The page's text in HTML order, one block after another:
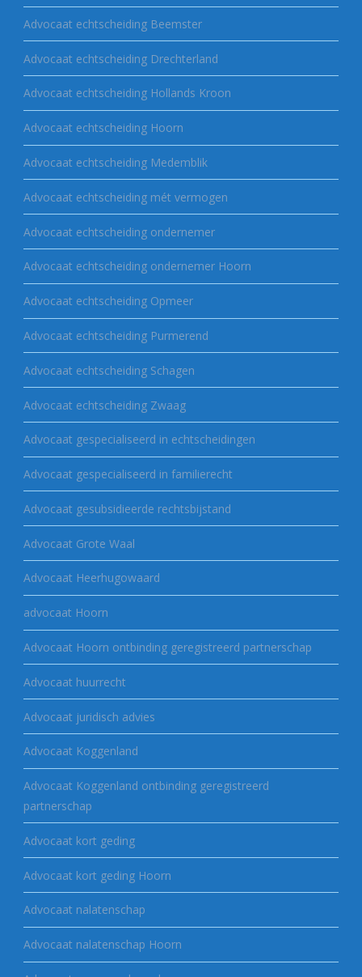
Advocaat echtscheiding Beemster
Advocaat echtscheiding Drechterland
Advocaat echtscheiding Hollands Kroon
Advocaat echtscheiding Hoorn
Advocaat echtscheiding Medemblik
Advocaat echtscheiding mét vermogen
Advocaat echtscheiding ondernemer
Advocaat echtscheiding ondernemer Hoorn
Advocaat echtscheiding Opmeer
Advocaat echtscheiding Purmerend
Advocaat echtscheiding Schagen
Advocaat echtscheiding Zwaag
Advocaat gespecialiseerd in echtscheidingen
Advocaat gespecialiseerd in familierecht
Advocaat gesubsidieerde rechtsbijstand
Advocaat Grote Waal
Advocaat Heerhugowaard
advocaat Hoorn
Advocaat Hoorn ontbinding geregistreerd partnerschap
Advocaat huurrecht
Advocaat juridisch advies
Advocaat Koggenland
Advocaat Koggenland ontbinding geregistreerd
partnerschap
Advocaat kort geding
Advocaat kort geding Hoorn
Advocaat nalatenschap
Advocaat nalatenschap Hoorn